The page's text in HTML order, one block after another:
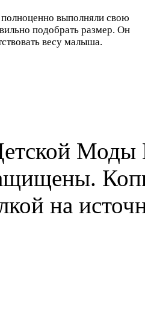
выполняли свою
подобрать размер. Он
весу малыша.
Моды
на